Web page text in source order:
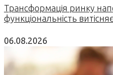
Трансформація ринку
функціональність
06.08.2026